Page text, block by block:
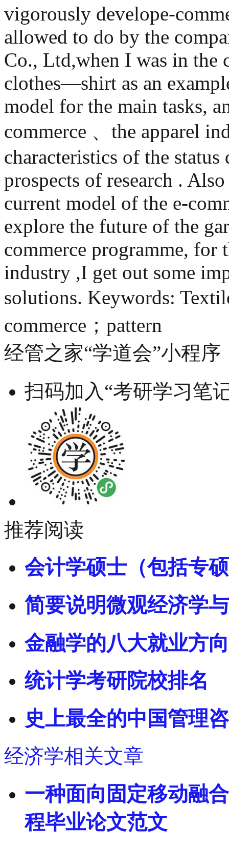
vigorously develope-
allowed to do by the
Co., Ltd,when I was in the
clothes—shirt as an
model for the main tasks,
commerce 、the apparel
characteristics of the
prospects of research .
current model of the e-
explore the future of the
commerce programme,
industry ,I get out some
solutions. Keywords:
commerce；pattern
经管之家“学道会”小程序
扫码加入“考研学习笔
推荐阅读
会计学硕士（包括专
简要说明微观经济学
金融学的八大就业方
统计学考研院校排名
史上最全的中国管理
经济学相关文章
一种面向固定移动融
程毕业论文范文